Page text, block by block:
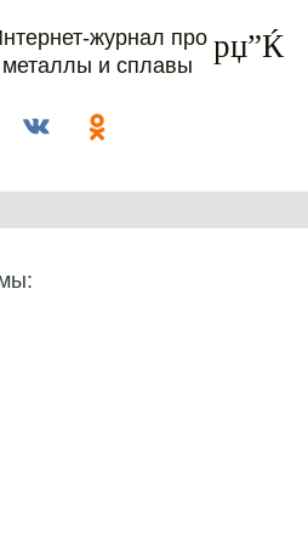
журнал про
металлы и сплавы